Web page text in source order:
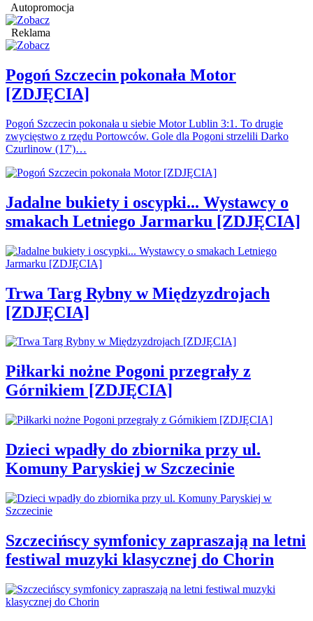
Autopromocja
Reklama
Pogoń Szczecin pokonała Motor
[ZDJĘCIA]
Pogoń Szczecin pokonała u siebie Motor Lublin 3:1. To drugie
zwycięstwo z rzędu Portowców. Gole dla Pogoni strzelili Darko
Czurlinow (17')…
Jadalne bukiety i oscypki... Wystawcy o
smakach Letniego Jarmarku [ZDJĘCIA]
Trwa Targ Rybny w Międzyzdrojach
[ZDJĘCIA]
Piłkarki nożne Pogoni przegrały z
Górnikiem [ZDJĘCIA]
Dzieci wpadły do zbiornika przy ul.
Komuny Paryskiej w Szczecinie
Szczecińscy symfonicy zapraszają na letni
festiwal muzyki klasycznej do Chorin